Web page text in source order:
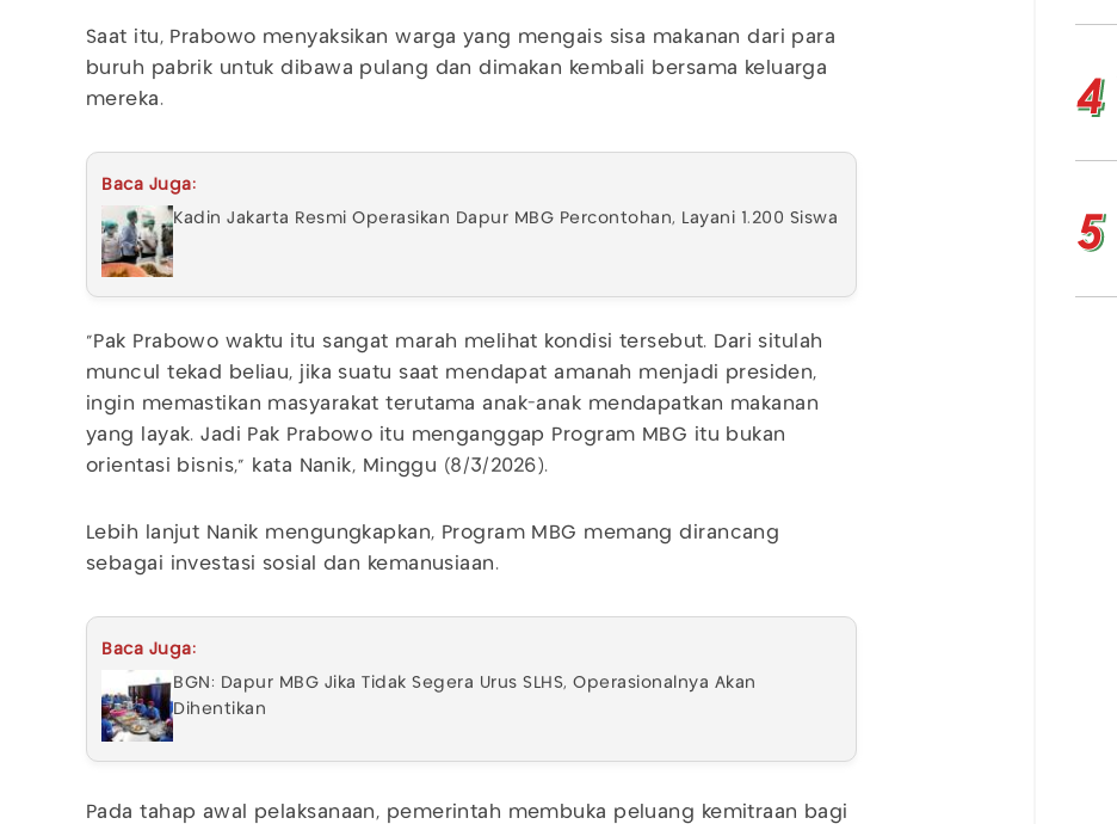
Saat itu, Prabowo menyaksikan warga yang mengais sisa makanan dari para
buruh pabrik untuk dibawa pulang dan dimakan kembali bersama keluarga
mereka.
Baca Juga:
Kadin Jakarta Resmi Operasikan Dapur MBG Percontohan, Layani 1.200 Siswa
"Pak Prabowo waktu itu sangat marah melihat kondisi tersebut. Dari situlah
muncul tekad beliau, jika suatu saat mendapat amanah menjadi presiden,
ingin memastikan masyarakat terutama anak-anak mendapatkan makanan
yang layak. Jadi Pak Prabowo itu menganggap Program MBG itu bukan
orientasi bisnis," kata Nanik, Minggu (8/3/2026).
Lebih lanjut Nanik mengungkapkan, Program MBG memang dirancang
sebagai investasi sosial dan kemanusiaan.
Baca Juga:
BGN: Dapur MBG Jika Tidak Segera Urus SLHS, Operasionalnya Akan
Dihentikan
Pada tahap awal pelaksanaan, pemerintah membuka peluang kemitraan bagi